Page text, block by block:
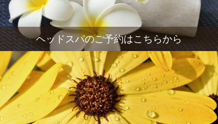
ヘッドスパのご予約はこちらから